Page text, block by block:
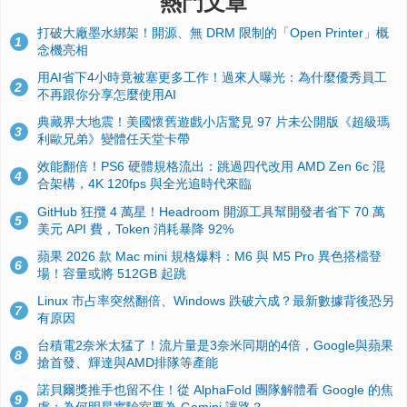
1
打破大廠墨水綁架！開源、無 DRM 限制的「Open Printer」概
念機亮相
2
用AI省下4小時竟被塞更多工作！過來人曝光：為什麼優秀員工
不再跟你分享怎麼使用AI
3
典藏界大地震！美國懷舊遊戲小店驚見 97 片未公開版《超級瑪
利歐兄弟》變體任天堂卡帶
4
效能翻倍！PS6 硬體規格流出：跳過四代改用 AMD Zen 6c 混
合架構，4K 120fps 與全光追時代來臨
5
GitHub 狂攬 4 萬星！Headroom 開源工具幫開發者省下 70 萬
美元 API 費，Token 消耗暴降 92%
6
蘋果 2026 款 Mac mini 規格爆料：M6 與 M5 Pro 異色搭檔登
場！容量或將 512GB 起跳
7
Linux 市占率突然翻倍、Windows 跌破六成？最新數據背後恐另
有原因
8
台積電2奈米太猛了！流片量是3奈米同期的4倍，Google與蘋果
搶首發、輝達與AMD排隊等產能
9
諾貝爾獎推手也留不住！從 AlphaFold 團隊解體看 Google 的焦